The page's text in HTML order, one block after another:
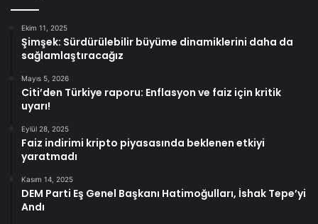
Ekim 11, 2025
Şimşek: Sürdürülebilir büyüme dinamiklerini daha da
sağlamlaştıracağız
Mayıs 5, 2026
Citi’den Türkiye raporu: Enflasyon ve faiz için kritik
uyarı!
Eylül 28, 2025
Faiz indirimi kripto piyasasında beklenen etkiyi
yaratmadı
Kasım 14, 2025
DEM Parti Eş Genel Başkanı Hatimoğulları, İshak Tepe’yi
Andı